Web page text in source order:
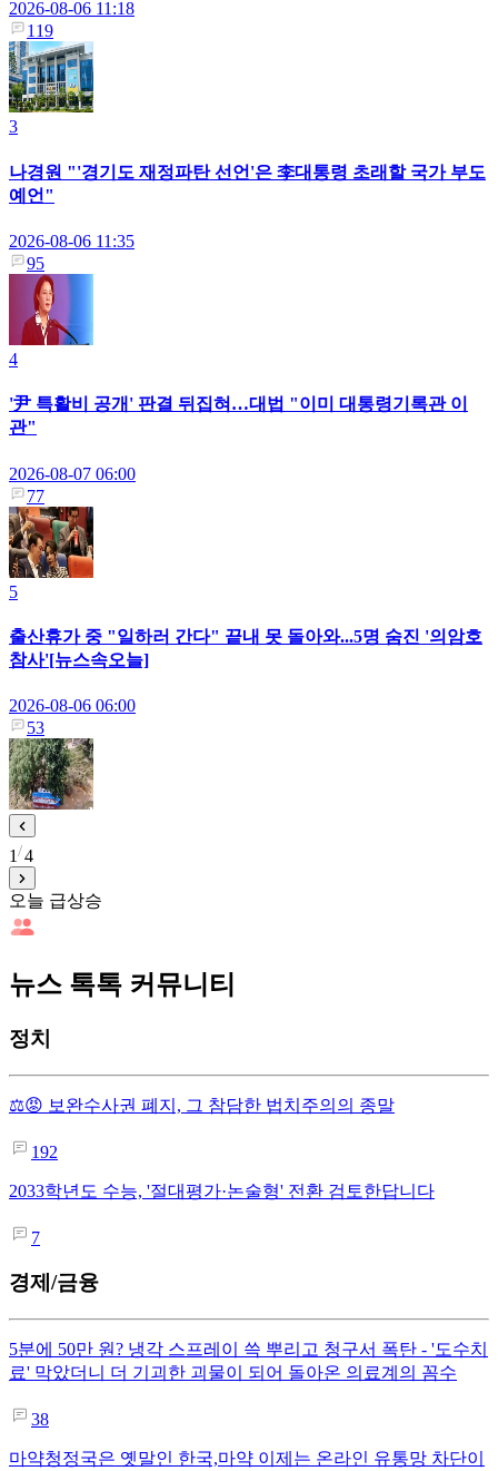
2026-08-06 11:18
119
3
나경원 "'경기도 재정파탄 선언'은 李대통령 초래할 국가 부도
예언"
2026-08-06 11:35
95
4
'尹 특활비 공개' 판결 뒤집혀…대법 "이미 대통령기록관 이
관"
2026-08-07 06:00
77
5
출산휴가 중 "일하러 간다" 끝내 못 돌아와...5명 숨진 '의암호
참사'[뉴스속오늘]
2026-08-06 06:00
53
1 4
오늘 급상승
뉴스 톡톡 커뮤니티
정치
⚖️😡 보완수사권 폐지, 그 참담한 법치주의의 종말
192
2033학년도 수능, '절대평가·논술형' 전환 검토한답니다
7
경제/금융
5분에 50만 원? 냉각 스프레이 쓱 뿌리고 청구서 폭탄 - '도수치
료' 막았더니 더 기괴한 괴물이 되어 돌아온 의료계의 꼼수
38
마약청정국은 옛말인 한국,마약 이제는 온라인 유통망 차단이